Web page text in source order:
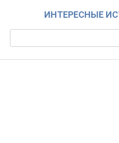
ИНТЕРЕСНЫЕ